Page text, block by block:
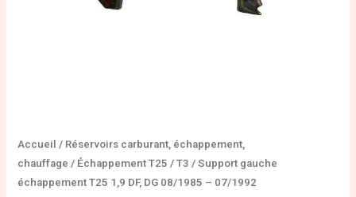
Accueil / Réservoirs carburant, échappement,
chauffage / Échappement T25 / T3 / Support gauche
échappement T25 1,9 DF, DG 08/1985 – 07/1992